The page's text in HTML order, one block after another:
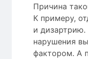
Причина
К примеру,
и
нарушения
фактором. А